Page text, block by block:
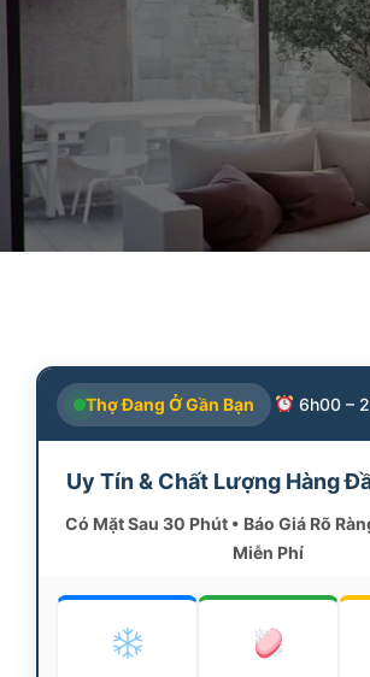
Thợ Đang Ở Gần Bạn 6h00 –
Uy Tín & Chất Lượng Hàng
Có Mặt Sau 30 Phút • Báo Giá Rõ
Miễn Phí